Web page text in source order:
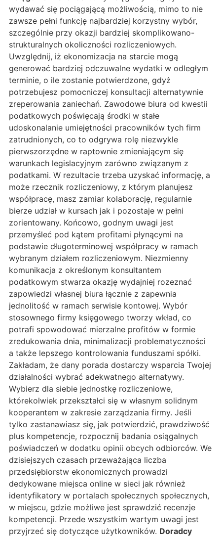
wydawać się pociągającą możliwością, mimo to nie
zawsze pełni funkcję najbardziej korzystny wybór,
szczególnie przy okazji bardziej skomplikowano-
strukturalnych okoliczności rozliczeniowych.
Uwzględnij, iż ekonomizacja na starcie mogą
generować bardziej odczuwalne wydatki w odległym
terminie, o ile zostanie potwierdzone, gdyż
potrzebujesz pomocniczej konsultacji alternatywnie
zreperowania zaniechań. Zawodowe biura od kwestii
podatkowych poświęcają środki w stałe
udoskonalanie umiejętności pracowników tych firm
zatrudnionych, co to odgrywa rolę niezwykle
pierwszorzędne w raptownie zmieniającym się
warunkach legislacyjnym zarówno związanym z
podatkami. W rezultacie trzeba uzyskać informację, a
może rzecznik rozliczeniowy, z którym planujesz
współpracę, masz zamiar kolaborację, regularnie
bierze udział w kursach jak i pozostaje w pełni
zorientowany. Końcowo, godnym uwagi jest
przemyśleć pod kątem profitami płynącymi na
podstawie długoterminowej współpracy w ramach
wybranym działem rozliczeniowym. Niezmienny
komunikacja z określonym konsultantem
podatkowym stwarza okazję wydajniej rozeznać
zapowiedzi własnej biura łącznie z zapewnia
jednolitość w ramach serwisie kontowej. Wybór
stosownego firmy księgowego tworzy wkład, co
potrafi spowodować mierzalne profitów w formie
zredukowania dnia, minimalizacji problematyczności
a także lepszego kontrolowania funduszami spółki.
Zakładam, że dany porada dostarczy wsparcia Twojej
działalności wybrać adekwatnego alternatywy.
Wybierz dla siebie jednostkę rozliczeniowe,
którekolwiek przekształci się w własnym solidnym
kooperantem w zakresie zarządzania firmy. Jeśli
tylko zastanawiasz się, jak potwierdzić, prawdziwość
plus kompetencje, rozpocznij badania osiągalnych
poświadczeń w dodatku opinii obcych odbiorców. We
dzisiejszych czasach przeważająca liczba
przedsiębiorstw ekonomicznych prowadzi
dedykowane miejsca online w sieci jak również
identyfikatory w portalach społecznych społecznych,
w miejscu, gdzie możliwe jest sprawdzić recenzje
kompetencji. Przede wszystkim wartym uwagi jest
przyjrzeć się dotyczące użytkowników. Doradcy